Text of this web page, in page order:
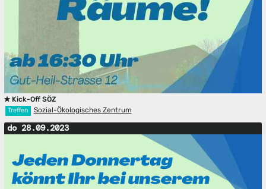
Kick-Off SÖZ
Treffen Sozial-Ökologisches Zentrum
do 28.09.2023